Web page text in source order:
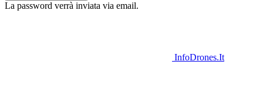
La password verrà inviata via email.
InfoDrones.It